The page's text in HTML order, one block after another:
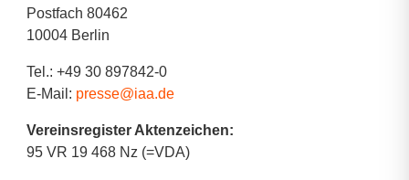
Postfach 80462
10004 Berlin
Tel.: +49 30 897842-0
E-Mail: presse@iaa.de
Vereinsregister Aktenzeichen:
95 VR 19 468 Nz (=VDA)